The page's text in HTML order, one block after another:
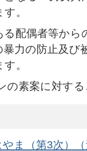
。
る配偶者等から
力の防止及び
。
の素案に対す
ま（第3次）